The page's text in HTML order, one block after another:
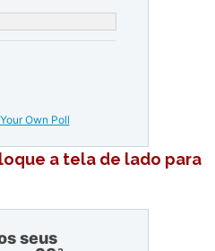
Own Poll
a tela de lado para
seus